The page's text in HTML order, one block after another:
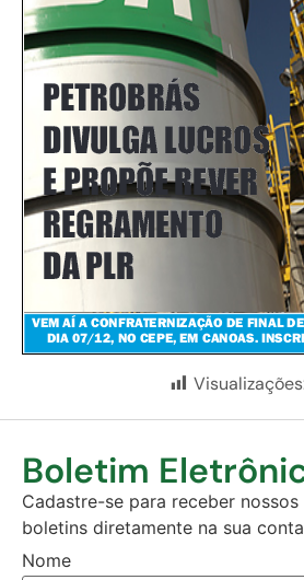
Boletim
Cadastre-se para receber
boletins diretamente na sua
Nome